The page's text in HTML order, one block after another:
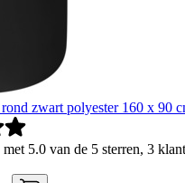
zwart polyester 160 x 90
5.0 van de 5 sterren, 3